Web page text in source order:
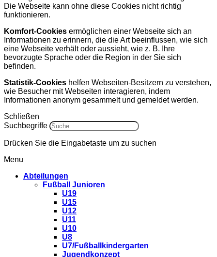
Die Webseite kann ohne diese Cookies nicht richtig
funktionieren.
Komfort-Cookies ermöglichen einer Webseite sich an
Informationen zu erinnern, die die Art beeinflussen, wie sich
eine Webseite verhält oder aussieht, wie z. B. Ihre
bevorzugte Sprache oder die Region in der Sie sich
befinden.
Statistik-Cookies helfen Webseiten-Besitzern zu verstehen,
wie Besucher mit Webseiten interagieren, indem
Informationen anonym gesammelt und gemeldet werden.
Schließen
Suchbegriffe
Drücken Sie die Eingabetaste um zu suchen
Menu
Abteilungen
Fußball Junioren
U19
U15
U12
U11
U10
U8
U7/Fußballkindergarten
Jugendkonzept